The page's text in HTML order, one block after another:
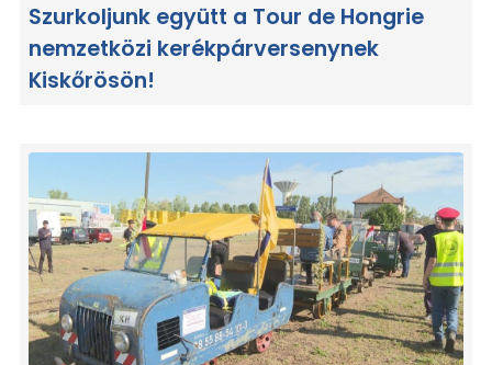
Szurkoljunk együtt a Tour de Hongrie
nemzetközi kerékpárversenynek
Kiskőrösön!